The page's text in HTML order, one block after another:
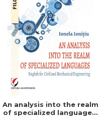
An analysis into the realm
of specialized languages.